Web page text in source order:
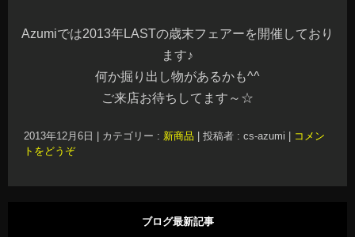
Azumiでは2013年LASTの歳末フェアーを開催しており
ます♪
何か掘り出し物があるかも^^
ご来店お待ちしてます～☆
2013年12月6日 カテゴリー : 新商品 投稿者 : cs-azumi
コメン
トをどうぞ
ブログ最新記事